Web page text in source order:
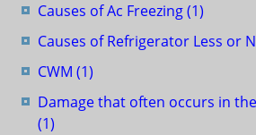
Causes of Ac Freezing(1)
Causes of Refrigerator Less or
CWM (1)
Damage that often occurs in
(1)